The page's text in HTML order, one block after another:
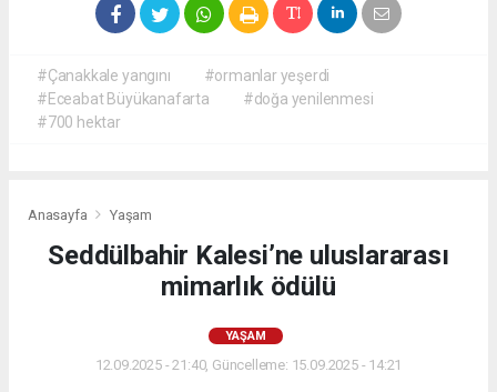
#Çanakkale yangını
#ormanlar yeşerdi
#Eceabat Büyükanafarta
#doğa yenilenmesi
#700 hektar
Anasayfa Yaşam
Seddülbahir Kalesi’ne uluslararası
mimarlık ödülü
YAŞAM
12.09.2025 - 21:40, Güncelleme: 15.09.2025 - 14:21